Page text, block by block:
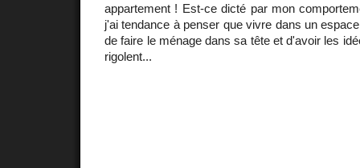
appartement ! Est-ce dicté par mon
j'ai tendance à penser que vivre dans un
de faire le ménage dans sa tête et d'avoir les
rigolent...